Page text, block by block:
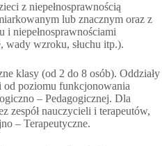
z niepełnosprawnością
lub znacznym oraz z
i niepełnosprawnościami
wady wzroku, słuchu itp.).
klasy (od 2 do 8 osób). Oddziały
od poziomu funkcjonowania
– Pedagogicznej. Dla
zespół nauczycieli i terapeutów,
– Terapeutyczne.